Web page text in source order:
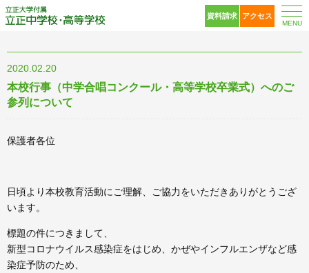
立正大学付属 立正中
資料請求 アクセス
MENU
2020.02.20
本校行事（中学合唱コンクール・高等学校卒業式）へのご
参列について
保護者各位
日頃より本校教育活動にご理解、ご協力をいただきありがとうござ
います。
標題の件につきまして、
新型コロナウイルス感染症をはじめ、かぜやインフルエンザなど感
染症予防のため、